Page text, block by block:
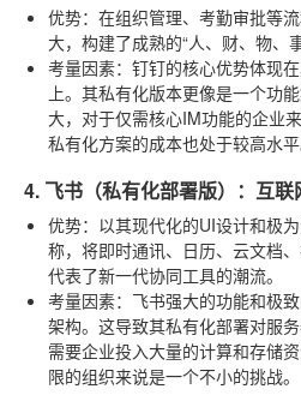
优势：在组织管理、考勤审批等
大，构建了成熟的“人、财、物、
考量因素：钉钉的核心优势体现
上。其私有化版本更像是一个功
大，对于仅需核心IM功能的企业
私有化方案的成本也处于较高水平
4. 飞书（私有化部署版）：互
优势：以其现代化的UI设计和极
称，将即时通讯、日历、云文档
代表了新一代协同工具的潮流。
考量因素：飞书强大的功能和极
架构。这导致其私有化部署对服
需要企业投入大量的计算和存储
限的组织来说是一个不小的挑战。